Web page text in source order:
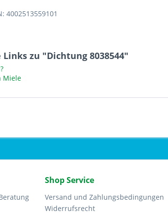
4002513559101
zu "Dichtung 8038544"
Miele
Shop Service
Versand und Zahlungsbedingungen
Widerrufsrecht